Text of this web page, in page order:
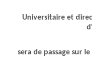
Universitaire et
d'
sera de passage sur